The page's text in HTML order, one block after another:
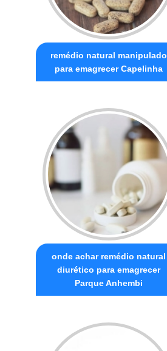
remédio natural manipulado
para emagrecer Capelinha
onde achar remédio natural
diurético para emagrecer
Parque Anhembi